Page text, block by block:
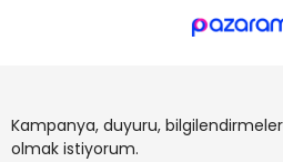
Kampanya, duyuru,
olmak istiyorum.